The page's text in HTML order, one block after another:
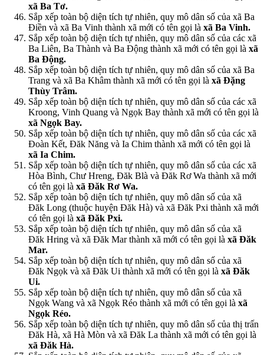
xã Ba Tơ.
Sắp xếp toàn bộ diện tích tự nhiên, quy mô dân số của xã Ba
Điền và xã Ba Vinh thành xã mới có tên gọi là xã Ba Vinh.
Sắp xếp toàn bộ diện tích tự nhiên, quy mô dân số của các xã
Ba Liên, Ba Thành và Ba Động thành xã mới có tên gọi là xã
Ba Động.
Sắp xếp toàn bộ diện tích tự nhiên, quy mô dân số của xã Ba
Trang và xã Ba Khâm thành xã mới có tên gọi là xã Đặng
Thùy Trâm.
Sắp xếp toàn bộ diện tích tự nhiên, quy mô dân số của các xã
Kroong, Vinh Quang và Ngọk Bay thành xã mới có tên gọi là
xã Ngọk Bay.
Sắp xếp toàn bộ diện tích tự nhiên, quy mô dân số của các xã
Đoàn Kết, Đăk Năng và Ia Chim thành xã mới có tên gọi là
xã Ia Chim.
Sắp xếp toàn bộ diện tích tự nhiên, quy mô dân số của các xã
Hòa Bình, Chư Hreng, Đăk Blà và Đăk Rơ Wa thành xã mới
có tên gọi là xã Đăk Rơ Wa.
Sắp xếp toàn bộ diện tích tự nhiên, quy mô dân số của xã
Đăk Long (thuộc huyện Đăk Hà) và xã Đăk Pxi thành xã mới
có tên gọi là xã Đăk Pxi.
Sắp xếp toàn bộ diện tích tự nhiên, quy mô dân số của xã
Đăk Hring và xã Đăk Mar thành xã mới có tên gọi là xã Đăk
Mar.
Sắp xếp toàn bộ diện tích tự nhiên, quy mô dân số của xã
Đăk Ngọk và xã Đăk Ui thành xã mới có tên gọi là xã Đăk
Ui.
Sắp xếp toàn bộ diện tích tự nhiên, quy mô dân số của xã
Ngọk Wang và xã Ngọk Réo thành xã mới có tên gọi là xã
Ngọk Réo.
Sắp xếp toàn bộ diện tích tự nhiên, quy mô dân số của thị trấn
Đăk Hà, xã Hà Mòn và xã Đăk La thành xã mới có tên gọi là
xã Đăk Hà.